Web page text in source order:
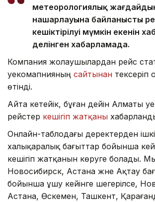
метеорологиялық
нашарлауына байланысты
кешіктірілуі мүмкін екенін
делінген хабарламада.
Компания жолаушылардан рейс
әуекомапнияның сайтынан тексеріп
өтінді.
Айта кетейік, бұған дейін Алматы
рейстер кешігіп жатқаны
Онлайн-таблодағы деректерден ішкі
халықаралық бағыттар бойынша
кешігіп жатқанын көруге болады.
Новосибирск, Астана және Ақтау
бойынша ұшу кейінге шегерілсе,
Астана, Өскемен, Ташкент,